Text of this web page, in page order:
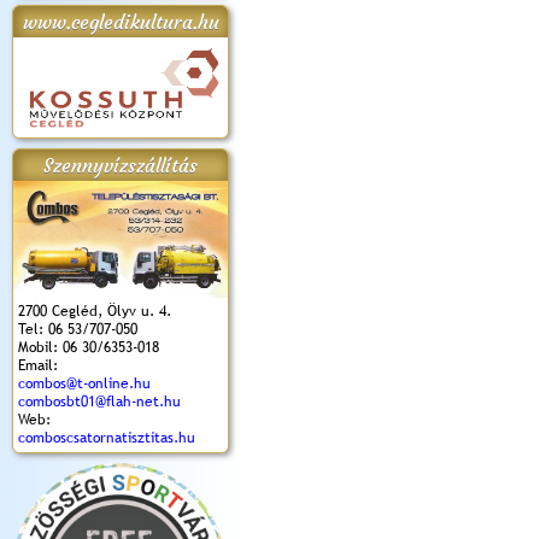
www.cegledikultura.hu
Szennyvízszállítás
2700 Cegléd, Ölyv u. 4.
Tel: 06 53/707-050
Mobil: 06 30/6353-018
Email:
combos@t-online.hu
combosbt01@flah-net.hu
Web:
comboscsatornatisztitas.hu
2018.
Kossuth Toborzó
Ünnepély
Szent István Ünnepe
(2017. 08. 20.)